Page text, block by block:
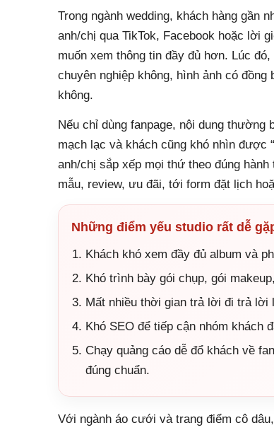
Trong ngành wedding, khách hàng gần
anh/chị qua TikTok, Facebook hoặc lời
muốn xem thông tin đầy đủ hơn. Lúc
chuyên nghiệp không, hình ảnh có
không.
Nếu chỉ dùng fanpage, nội dung thường
mạch lạc và khách cũng khó nhìn được
anh/chị sắp xếp mọi thứ theo đúng
mẫu, review, ưu đãi, tới form đặt lịch
Những điểm yếu studio rất dễ
Khách khó xem đầy đủ album và
Khó trình bày gói chụp, gói
Mất nhiều thời gian trả lời đi trả lời
Khó SEO để tiếp cận nhóm khách
Chạy quảng cáo dễ đổ khách về
đúng chuẩn.
Với ngành áo cưới và trang điểm cô